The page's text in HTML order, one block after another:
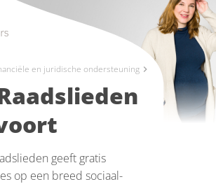
en juridische ondersteuning chevron_right
geeft gratis
op een breed sociaal-